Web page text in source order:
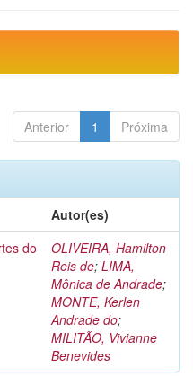
Anterior 1 Próxima
Autor(es)
do
OLIVEIRA, Hamilton
Reis de; LIMA,
Mônica de Andrade;
MONTE, Kerlen
Andrade do;
MILITÃO, Vivianne
Benevides